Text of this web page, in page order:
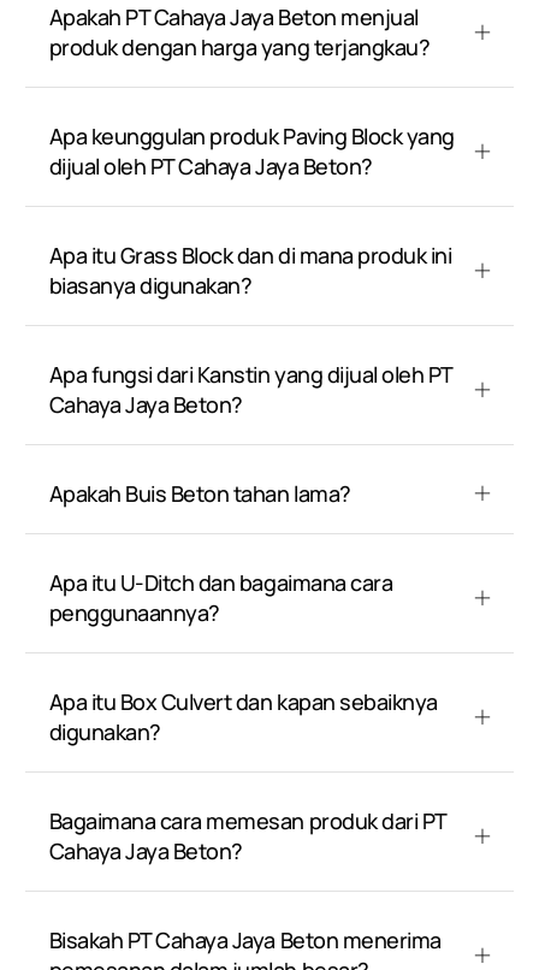
Apakah PT Cahaya Jaya Beton menjual
produk dengan harga yang terjangkau?
Apa keunggulan produk Paving Block yang
dijual oleh PT Cahaya Jaya Beton?
Apa itu Grass Block dan di mana produk ini
biasanya digunakan?
Apa fungsi dari Kanstin yang dijual oleh PT
Cahaya Jaya Beton?
Apakah Buis Beton tahan lama?
Apa itu U-Ditch dan bagaimana cara
penggunaannya?
Apa itu Box Culvert dan kapan sebaiknya
digunakan?
Bagaimana cara memesan produk dari PT
Cahaya Jaya Beton?
Bisakah PT Cahaya Jaya Beton menerima